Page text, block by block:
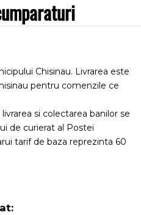
Chisinau. Livrarea este
pentru comenzile ce
si colectarea banilor se
de curierat al Postei
tarif de baza reprezinta 60